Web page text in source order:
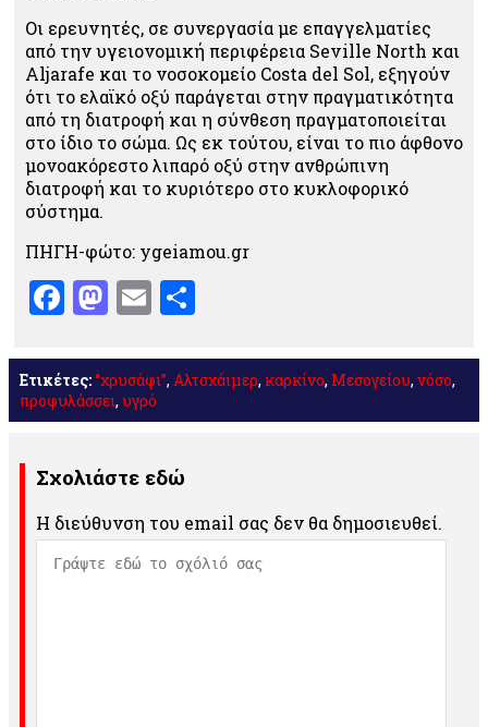
Οι ερευνητές, σε συνεργασία με επαγγελματίες
από την υγειονομική περιφέρεια Seville North και
Aljarafe και το νοσοκομείο Costa del Sol, εξηγούν
ότι το ελαϊκό οξύ παράγεται στην πραγματικότητα
από τη διατροφή και η σύνθεση πραγματοποιείται
στο ίδιο το σώμα. Ως εκ τούτου, είναι το πιο άφθονο
μονοακόρεστο λιπαρό οξύ στην ανθρώπινη
διατροφή και το κυριότερο στο κυκλοφορικό
σύστημα.
ΠΗΓΗ-φώτο: ygeiamou.gr
Facebook
Mastodon
Email
Ετικέτες:‘’χρυσάφι’’, Αλτσχάιμερ, καρκίνο, Μεσογείου, νόσο,
προφυλάσσει, υγρό
Σχολιάστε εδώ
Η διεύθυνση του email σας δεν θα δημοσιευθεί.